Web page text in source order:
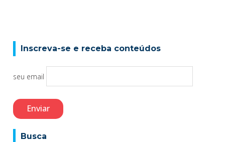
Inscreva-se e receba conteúdos
seu email
Busca